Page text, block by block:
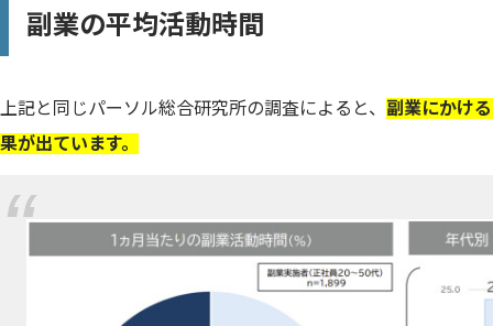
副業の平均活動時間
上記と同じパーソル総合研究所の調査によると、 副業にかけ
果が出ています。